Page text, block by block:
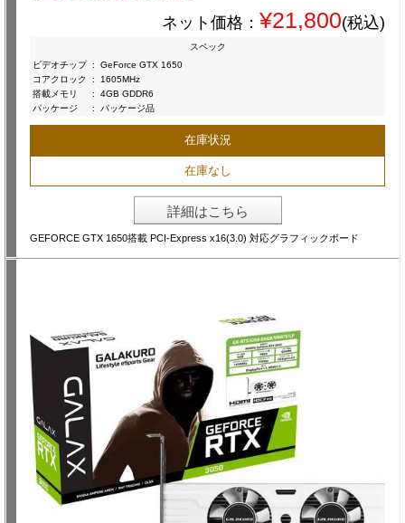
ネット価格： ¥21,800(税込)
スペック
ビデオチップ :
GeForce GTX 1650
コアクロック
:
1605MHz
搭載メモリ
:
4GB GDDR6
パッケージ
: パッケージ品
在庫状況
在庫なし
詳細はこちら
GEFORCE GTX 1650搭載 PCI-Express x16(3.0) 対応グラフィックボード